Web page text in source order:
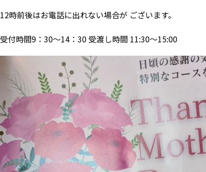
12時前後はお電話に出れない場合が ございます。
受付時間9：30～14：30 受渡し時間 11:30～15:00